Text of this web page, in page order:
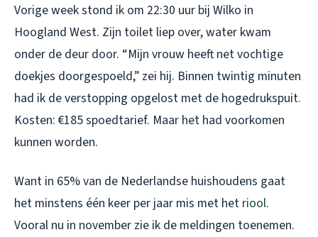
Vorige week stond ik om 22:30 uur bij Wilko in
Hoogland West. Zijn toilet liep over, water kwam
onder de deur door. “Mijn vrouw heeft net vochtige
doekjes doorgespoeld,” zei hij. Binnen twintig minuten
had ik de verstopping opgelost met de hogedrukspuit.
Kosten: €185 spoedtarief. Maar het had voorkomen
kunnen worden.
Want in 65% van de Nederlandse huishoudens gaat
het minstens één keer per jaar mis met het riool.
Vooral nu in november zie ik de meldingen toenemen.